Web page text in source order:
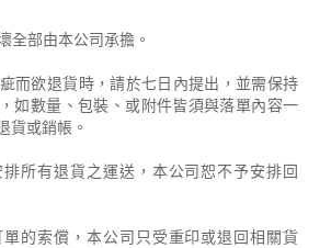
全部由本公司承擔。
而欲退貨時，請於七日內提出，並需保持
如數量、包裝、或附件皆須與落單內容一
貨或銷帳。
所有退貨之運送，本公司恕不予安排回
的索償，本公司只受重印或退回相關貨